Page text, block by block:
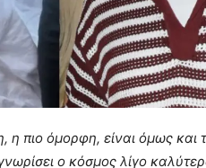
πιο όμορφη, είναι όμως και
ο κόσμος λίγο